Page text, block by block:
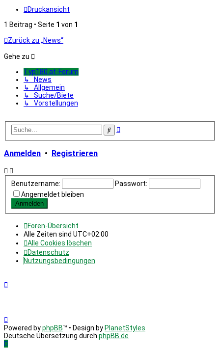
Druckansicht
1 Beitrag • Seite 1 von 1
Zurück zu „News“
Gehe zu
Typ180.at-Forum
↳ News
↳ Allgemein
↳ Suche/Biete
↳ Vorstellungen
SucheErweiterte
Anmelden • Registrieren
Benutzername:
Passwort:
Angemeldet bleiben
Foren-Übersicht
Alle Zeiten sind UTC+02:00
Alle Cookies löschen
Datenschutz
Nutzungsbedingungen
Powered byphpBB™ • Design by PlanetStyles
Deutsche Übersetzung durch phpBB.de